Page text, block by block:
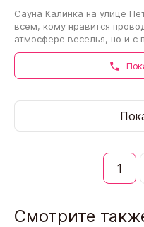
Сауна Калинка на улице
всем, кому нравится
атмосфере веселья, но и с
самочувствия.
1
Смотрите